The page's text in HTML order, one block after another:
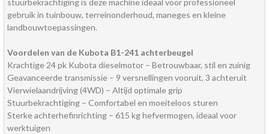
gebruik in tuinbouw, terreinonderhoud, maneges en kleine
landbouwtoepassingen.
Voordelen van de Kubota B1-241 achterbeugel
Krachtige 24 pk Kubota dieselmotor – Betrouwbaar, stil en zuinig
Geavanceerde transmissie – 9 versnellingen vooruit, 3 achteruit
Vierwielaandrijving (4WD) – Altijd optimale grip
Stuurbekrachtiging – Comfortabel en moeiteloos sturen
Sterke achterhefinrichting – 615 kg hefvermogen, ideaal voor
werktuigen